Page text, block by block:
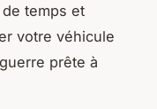
temps et
votre véhicule
prête à